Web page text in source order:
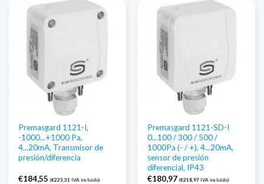
Premasgard 1121-I,
-1000...+1000 Pa,
4...20mA, Transmisor de
presión/diferencia
€184,55 (€223,31 IVA incluido)
Premasgard 1121-SD-I
0...100 / 300 / 500 /
1000Pa (- / +), 4...20mA,
sensor de presión
diferencial, IP43
€180,97 (€218,97 IVA incluido)